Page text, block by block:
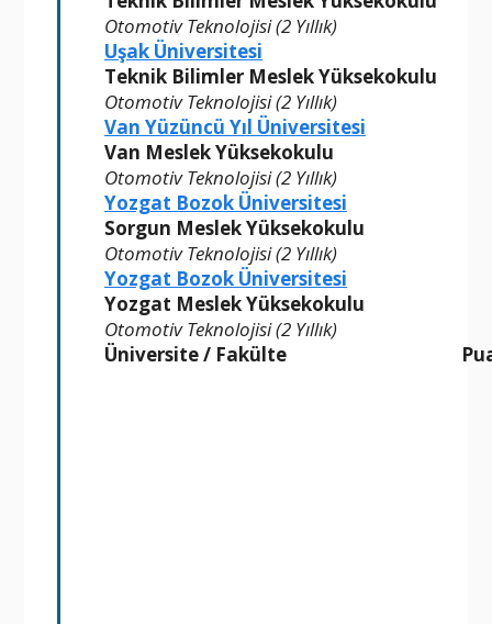
Otomotiv Teknolojisi (2 Yıllık)
Uşak Üniversitesi
Teknik Bilimler Meslek Yüksekokulu
Otomotiv Teknolojisi (2 Yıllık)
Van Yüzüncü Yıl Üniversitesi
Van Meslek Yüksekokulu
Otomotiv Teknolojisi (2 Yıllık)
Yozgat Bozok Üniversitesi
Sorgun Meslek Yüksekokulu
Otomotiv Teknolojisi (2 Yıllık)
Yozgat Bozok Üniversitesi
Yozgat Meslek Yüksekokulu
Otomotiv Teknolojisi (2 Yıllık)
Üniversite / Fakülte